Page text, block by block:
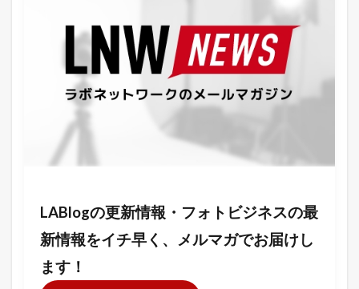
LABlogの更新情報・フォトビジネスの最
新情報をイチ早く、メルマガでお届けし
ます！